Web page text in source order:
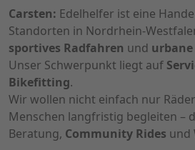
Carsten: Edelhelfer ist eine
Standorten in Nordrhein-
sportives Radfahren und
Unser Schwerpunkt liegt auf
Bikefitting.
Wir wollen nicht einfach nur
Menschen langfristig begleiten –
Beratung, Community Rides und